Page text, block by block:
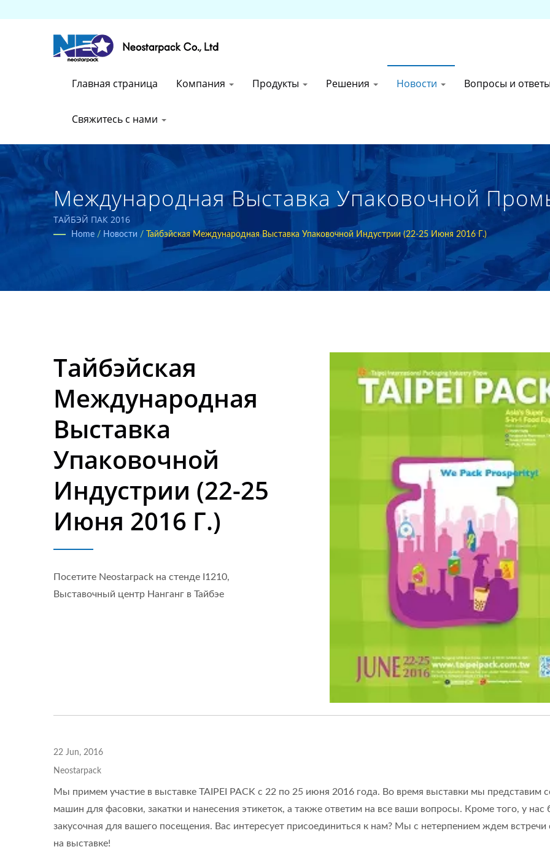
Главная страница Компания Продукты Решения Новости Вопросы и ответы
Свяжитесь с нами
Международная Выставка Упаковочной
Тайбэе (22–25 Июня 2016 Г.) | Тайваньский
Промышленного Упаковочного
Neostarpack Co., Ltd.
ТАЙБЭЙ ПАК 2016
Home / Новости / Тайбэйская Международная Выставка Упаковочной Индустрии (22-25 Июня 2016 Г.)
Тайбэйская
Международная
Выставка
Упаковочной
Индустрии (22-25
Июня 2016 Г.)
Посетите Neostarpack на стенде I1210,
Выставочный центр Нанганг в Тайбэе
22 Jun, 2016
Neostarpack
Мы примем участие в выставке TAIPEI PACK с 22 по 25 июня 2016 года. Во время выставки мы представим
машин для фасовки, закатки и нанесения этикеток, а также ответим на все ваши вопросы. Кроме того, у нас
закусочная для вашего посещения. Вас интересует присоединиться к нам? Мы с нетерпением ждем встречи
на выставке!
Настольная Линия Для
Настольная Линия
Фасовки